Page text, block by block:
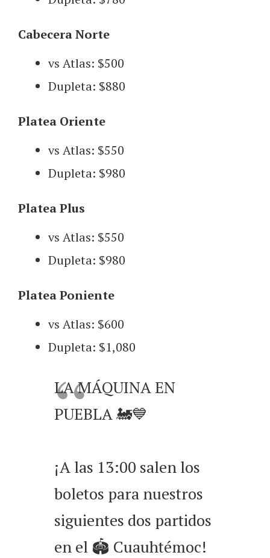
Cabecera Norte
vs Atlas: $500
Dupleta: $880
Platea Oriente
vs Atlas: $550
Dupleta: $980
Platea Plus
vs Atlas: $550
Dupleta: $980
Platea Poniente
vs Atlas: $600
Dupleta: $1,080
LA MÁQUINA EN
PUEBLA 🚂💙
¡A las 13:00 salen los
boletos para nuestros
siguientes dos partidos
en el 🏟️ Cuauhtémoc!